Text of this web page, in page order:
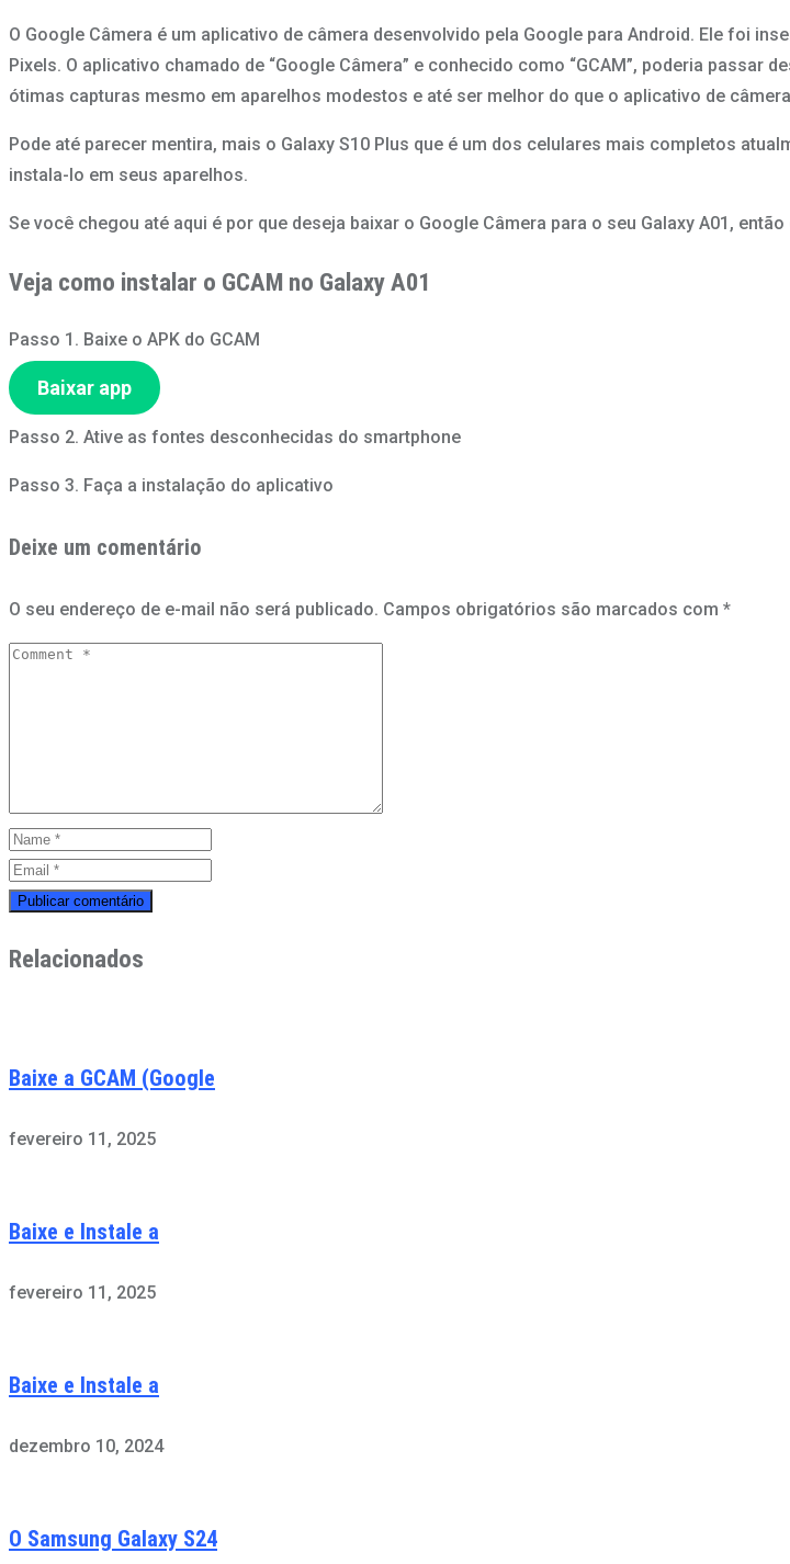
O Google Câmera é um aplicativo de câmera desenvolvido pela Google para Android. Ele foi
Pixels. O aplicativo chamado de “Google Câmera” e conhecido como “GCAM”, poderia
ótimas capturas mesmo em aparelhos modestos e até ser melhor do que o aplicativo de
Pode até parecer mentira, mais o Galaxy S10 Plus que é um dos celulares mais completos
instala-lo em seus aparelhos.
Se você chegou até aqui é por que deseja baixar o Google Câmera para o seu Galaxy A01,
Veja como instalar o GCAM no Galaxy A01
Passo 1. Baixe o APK do GCAM
Baixar app
Passo 2. Ative as fontes desconhecidas do smartphone
Passo 3. Faça a instalação do aplicativo
Deixe um comentário
O seu endereço de e-mail não será publicado. Campos obrigatórios são marcados com *
Relacionados
Baixe a GCAM (Google
fevereiro 11, 2025
Baixe e Instale a
fevereiro 11, 2025
Baixe e Instale a
dezembro 10, 2024
O Samsung Galaxy S24